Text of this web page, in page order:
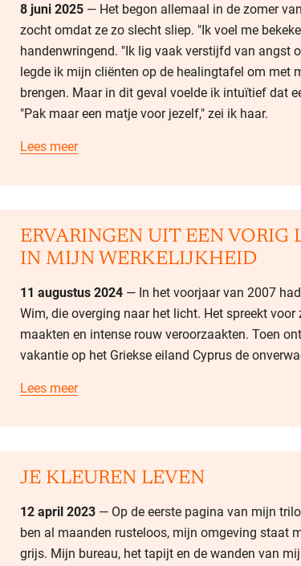
8 juni 2025— Het begon allemaal in de zomer
zocht omdat ze zo slecht sliep. "Ik voel me
handenwringend. "Ik lig vaak verstijfd van angst
legde ik mijn cliënten op de healingtafel om met
brengen. Maar in dit geval voelde ik intuïtief dat
"Pak maar een matje voor jezelf," zei ik haar.
Lees meer
ERVARINGEN UIT EEN VORIG
IN MIJN WERKELIJKHEID
11 augustus 2024— In het voorjaar van 2007
Wim, die overging naar het licht. Het spreekt
maakten en intense rouw veroorzaakten. Toen
vakantie op het Griekse eiland Cyprus de
Lees meer
JE KLEUREN LEVEN
12 april 2023— Op de eerste pagina van mijn
ben al maanden rusteloos, mijn omgeving staat
grijs. Mijn bureau, het tapijt en de wanden van